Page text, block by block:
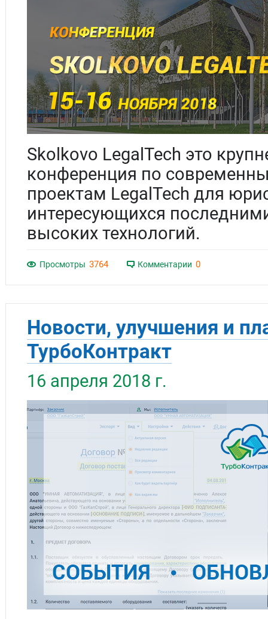
Skolkovo LegalTech это
конференция по
проектам LegalTech для
интересующихся
высоких технологий.
Просмотры 3764 Комментарии 0
Новости, улучшения и
ТурбоКонтракт
16 апреля 2018 г.